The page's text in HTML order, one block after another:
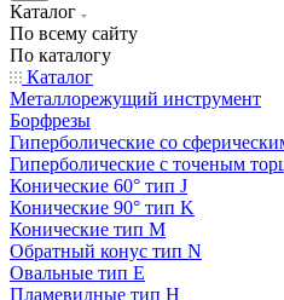
Каталог
По всему сайту
По каталогу
Каталог
Металлорежущий инструмент
Борфрезы
Гиперболические cо
Гиперболические с точеным
Конические 60° тип J
Конические 90° тип K
Конические тип M
Обратный конус тип N
Овальные тип E
Пламевидные тип H